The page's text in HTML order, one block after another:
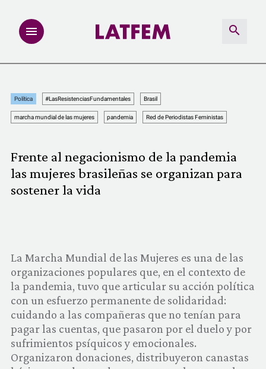
INVESTIGACIONES
REDACCIÓN ABIERTA
COMUNIDAD
QUIÉNES SOMOS
Política #LasResistenciasFundamentales Brasil
marcha mundial de las mujeres pandemia Red de Periodistas Feministas
Frente al negacionismo de la pandemia
las mujeres brasileñas se organizan para
sostener la vida
La Marcha Mundial de las Mujeres es una de las
organizaciones populares que, en el contexto de
la pandemia, tuvo que articular su acción política
con un esfuerzo permanente de solidaridad:
cuidando a las compañeras que no tenían para
pagar las cuentas, que pasaron por el duelo y por
sufrimientos psíquicos y emocionales.
Organizaron donaciones, distribuyeron canastas